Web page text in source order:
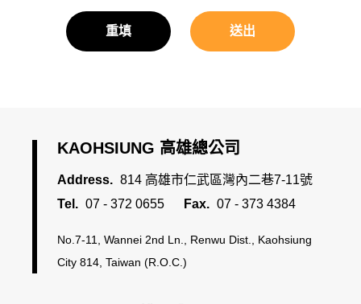
高雄夢時代店
MOMO
重填 送出
KAOHSIUNG 高雄總公司
Address. 814 高雄市仁武區灣內二巷7-11號
Tel. 07 - 372 0655 Fax. 07 - 373 4384
No.7-11, Wannei 2nd Ln., Renwu Dist., Kaohsiung
City 814, Taiwan (R.O.C.)